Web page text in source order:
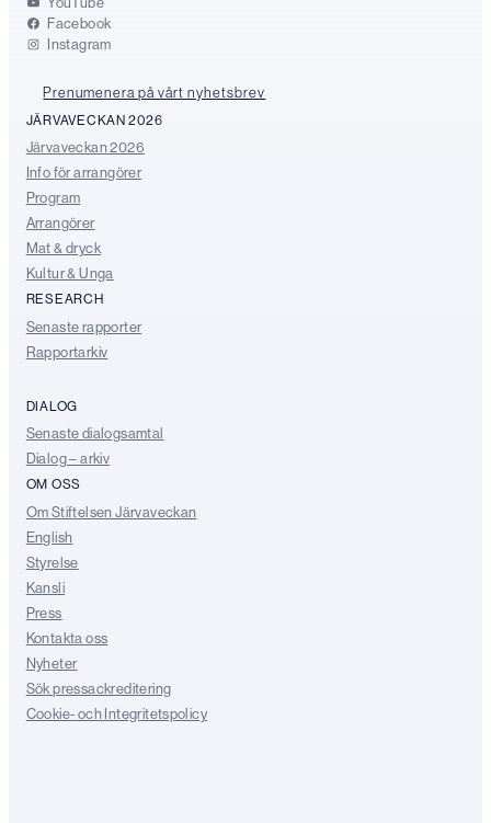
Facebook
Instagram
Prenumenera på vårt nyhetsbrev
JÄRVAVECKAN 2026
Järvaveckan 2026
Info för arrangörer
Program
Arrangörer
Mat & dryck
Kultur & Unga
RESEARCH
Senaste rapporter
Rapportarkiv
DIALOG
Senaste dialogsamtal
Dialog – arkiv
OM OSS
Om Stiftelsen Järvaveckan
English
Styrelse
Kansli
Press
Kontakta oss
Nyheter
Sök pressackreditering
Cookie- och Integritetspolicy